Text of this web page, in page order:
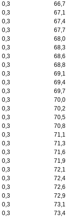
0,3 66,7
0,3 67,1
0,3 67,4
0,3 67,7
0,3 68,0
0,3 68,3
0,3 68,6
0,3 68,8
0,3 69,1
0,3 69,4
0,3 69,7
0,3 70,0
0,3 70,2
0,3 70,5
0,3 70,8
0,3 71,1
0,3 71,3
0,3 71,6
0,3 71,9
0,3 72,1
0,3 72,4
0,3 72,6
0,3 72,9
0,3 73,1
0,3 73,4